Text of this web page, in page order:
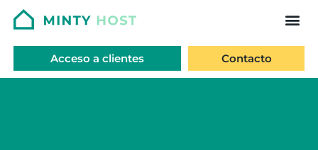
Acceso a clientes Contacto